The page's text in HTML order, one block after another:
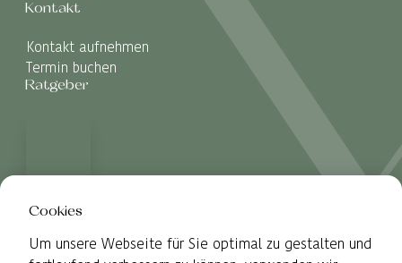
Kontakt
Kontakt aufnehmen
Termin buchen
Ratgeber
Cookies
Um unsere Webseite für Sie optimal zu gestalten und